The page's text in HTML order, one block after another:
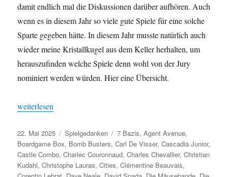
damit endlich mal die Diskussionen darüber aufhören. Auch
wenn es in diesem Jahr so viele gute Spiele für eine solche
Sparte gegeben hätte. In diesem Jahr musste natürlich auch
wieder meine Kristallkugel aus dem Keller herhalten, um
herauszufinden welche Spiele denn wohl von der Jury
nominiert werden würden. Hier eine Übersicht.
„Spiel des Jahres 2025 – Die Nominierungen“
weiterlesen
Veröffentlicht
am
22. Mai 2025 Kategorien
Spielgedanken Schlagwörter
7 Bazis,Agent Avenue,
Boardgame Box, Bomb Busters,Carl De Visser,Cascadia Junior,
Castle Combo,Charlec Couronnaud,Charles Chevallier,Christian
Kudahl,Christophe Lauras,Cities,Clémentine Beauvais,